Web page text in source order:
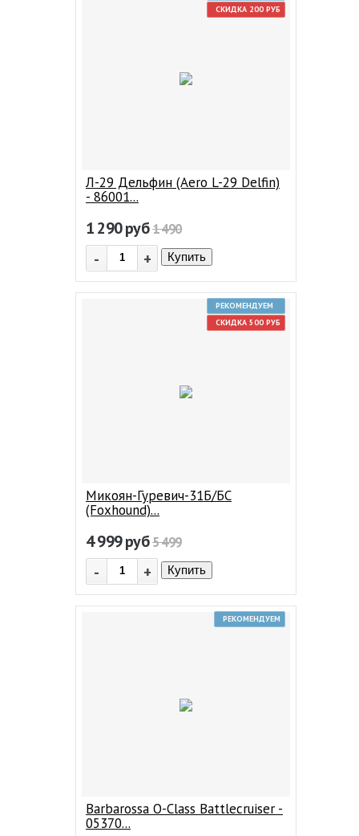
Л-29 Дельфин (Aero L-29 Delfin)
- 86001...
1 290руб1 490
- + Купить
СКИДКА 200 РУБ
Микоян-Гуревич-31Б/БС
(Foxhound)...
4 999руб5 499
- + Купить
РЕКОМЕНДУЕМ
СКИДКА 500 РУБ
Barbarossa O-Class Battlecruiser -
05370...
РЕКОМЕНДУЕМ